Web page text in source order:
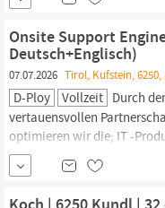
Vollzeit Beginn: ab sofort
Onsite Support
Deutsch+Englisch)
07.07.2026 Tirol, Kufstein,
D-Ploy Vollzeit Durch
vertauensvollen
optimieren wir die; IT -
zum Erfolg und den Werten
engagierte, flexible und